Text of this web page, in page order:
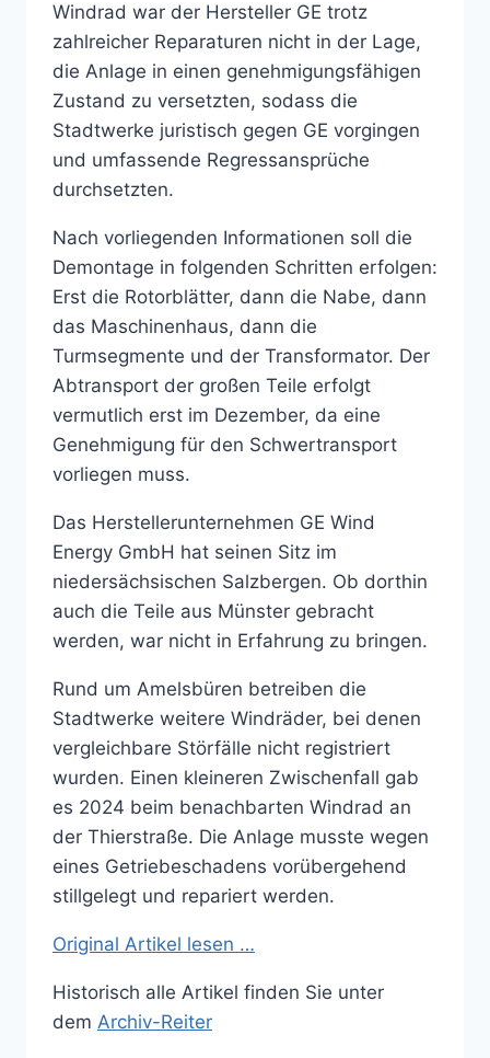
Windrad war der Hersteller GE trotz
zahlreicher Reparaturen nicht in der Lage,
die Anlage in einen genehmigungsfähigen
Zustand zu versetzten, sodass die
Stadtwerke juristisch gegen GE vorgingen
und umfassende Regressansprüche
durchsetzten.
Nach vorliegenden Informationen soll die
Demontage in folgenden Schritten erfolgen:
Erst die Rotorblätter, dann die Nabe, dann
das Maschinenhaus, dann die
Turmsegmente und der Transformator. Der
Abtransport der großen Teile erfolgt
vermutlich erst im Dezember, da eine
Genehmigung für den Schwertransport
vorliegen muss.
Das Herstellerunternehmen GE Wind
Energy GmbH hat seinen Sitz im
niedersächsischen Salzbergen. Ob dorthin
auch die Teile aus Münster gebracht
werden, war nicht in Erfahrung zu bringen.
Rund um Amelsbüren betreiben die
Stadtwerke weitere Windräder, bei denen
vergleichbare Störfälle nicht registriert
wurden. Einen kleineren Zwischenfall gab
es 2024 beim benachbarten Windrad an
der Thierstraße. Die Anlage musste wegen
eines Getriebeschadens vorübergehend
stillgelegt und repariert werden.
Original Artikel lesen …
Historisch alle Artikel finden Sie unter
dem Archiv-Reiter